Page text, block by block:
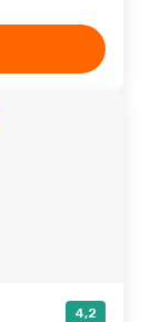
4,2